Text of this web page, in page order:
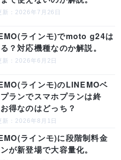
新：2026年7月26日
ラインモ)でmoto g24は
？対応機種なのか解説。
新：2026年6月2日
ラインモ)のLINEMOベ
ランでスマホプランは終
得なのはどっち？
新：2026年8月1日
ラインモ)に段階制料金
が新登場で大容量化。